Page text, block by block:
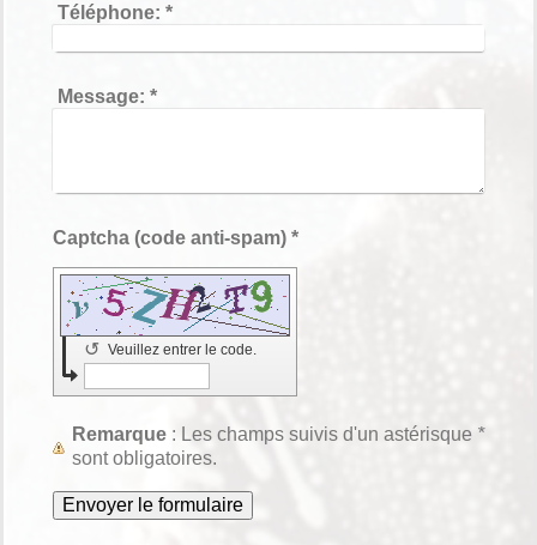
Téléphone: *
Message: *
Captcha (code anti-spam) *
Veuillez entrer le code.
↺
Remarque : Les champs suivis d'un astérisque *
sont obligatoires.